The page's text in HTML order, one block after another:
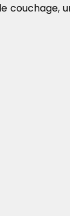
couchage,